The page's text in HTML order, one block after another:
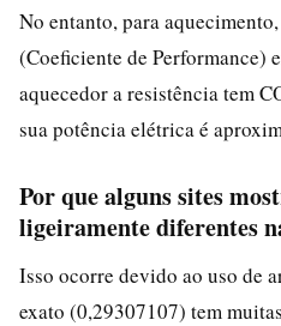
No entanto, para
(Coeficiente de Performance)
aquecedor a resistência tem
sua potência elétrica é
Por que alguns sites
ligeiramente diferentes
Isso ocorre devido ao uso de
exato (0,29307107) tem